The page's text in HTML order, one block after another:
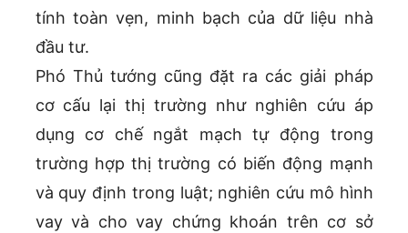
tính toàn vẹn, minh bạch của dữ liệu nhà
đầu tư.
Phó Thủ tướng cũng đặt ra các giải pháp
cơ cấu lại thị trường như nghiên cứu áp
dụng cơ chế ngắt mạch tự động trong
trường hợp thị trường có biến động mạnh
và quy định trong luật; nghiên cứu mô hình
vay và cho vay chứng khoán trên cơ sở